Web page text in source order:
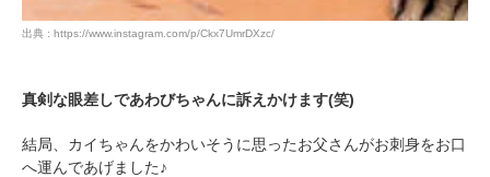
出典 : https://www.instagram.com/p/Ckx7UmrDXzc/
真剣な眼差しであわびちゃんに訴えかけます(笑)
結局、カイちゃんをかわいそうに思ったお父さんがお刺身をお口
へ運んであげました♪